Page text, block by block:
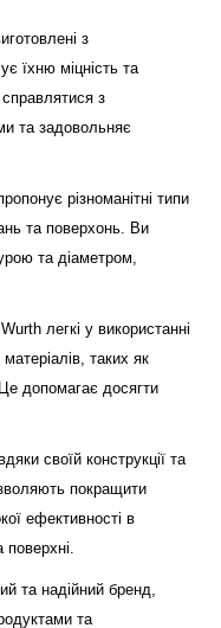
з
їхню міцність та
з
та задовольняє
різноманітні типи
та поверхонь. Ви
та діаметром,
легкі у використанні
таких як
допомагає досягти
своїй конструкції та
покращити
ефективності в
поверхні.
та надійний бренд,
та